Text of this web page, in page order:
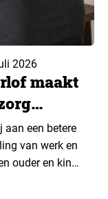
2026
maakt
een betere
van werk en
ouder en kind.